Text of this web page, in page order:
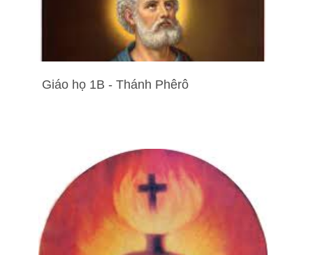
Giáo họ 1B - Thánh Phêrô